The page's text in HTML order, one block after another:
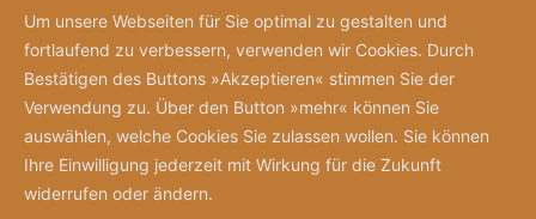
Um unsere Webseiten für Sie optimal zu gestalten und
fortlaufend zu verbessern, verwenden wir Cookies. Durch
Bestätigen des Buttons »Akzeptieren« stimmen Sie der
Verwendung zu. Über den Button »mehr« können Sie
auswählen, welche Cookies Sie zulassen wollen. Sie können
Ihre Einwilligung jederzeit mit Wirkung für die Zukunft
widerrufen oder ändern.